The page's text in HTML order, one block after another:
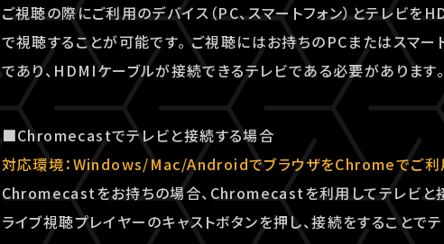
ご視聴の際にご利用のデバイス（PC、スマートフォン）とテレビ
で視聴することが可能です。 ご視聴にはお持ちのPCまたはスマ
であり、HDMIケーブルが接続できるテレビである必要があります。
■Chromecastでテレビと接続する場合
対応環境：Windows/Mac/AndroidでブラウザをChromeでご利
Chromecastをお持ちの場合、Chromecastを利用してテレビと
ライブ視聴プレイヤーのキャストボタンを押し、接続をすることで